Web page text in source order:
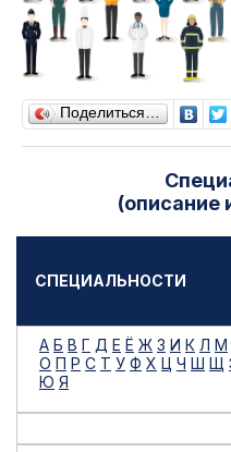
Поделиться…
(описание
СПЕЦИАЛЬНОСТИ
А Б В Г Д Е Ё Ж З И К Л М
О П Р С Т У Ф Х Ц Ч Ш Щ
Ю Я